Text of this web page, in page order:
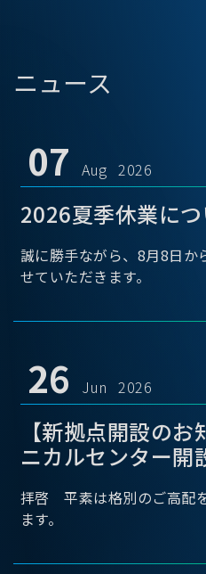
ニュース
07 Aug 2026
2026夏季休業に
誠に勝手ながら、8月8日か
せていただきます。
26 Jun 2026
【新拠点開設の
ニカルセンター開
拝啓 平素は格別のご高配
ます。